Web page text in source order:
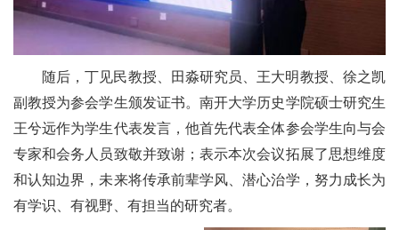
随后，丁见民教授、田淼研究员、王大明教授、徐之凯
副教授为参会学生颁发证书。南开大学历史学院硕士研究生
王兮远作为学生代表发言，他首先代表全体参会学生向与会
专家和会务人员致敬并致谢；表示本次会议拓展了思想维度
和认知边界，未来将传承前辈学风、潜心治学，努力成长为
有学识、有视野、有担当的研究者。